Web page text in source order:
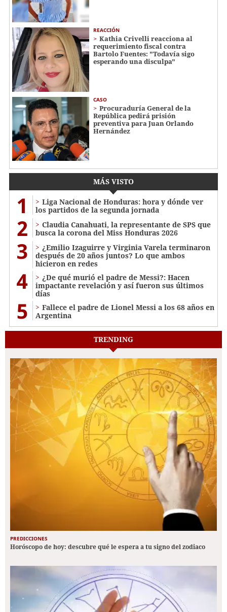
REACCIÓN
Kathia Crivelli reacciona al
requerimiento fiscal contra
Bartolo Fuentes: "Todavía sigo
esperando una disculpa"
CASO
Procuraduría General de la
República pedirá prisión
preventiva para Juan Orlando
Hernández
MÁS VISTO
1
Liga Nacional de Honduras: hora y dónde ver
los partidos de la segunda jornada
2
Claudia Canahuati, la representante de SPS que
busca la corona del Miss Honduras 2026
3
¿Emilio Izaguirre y Virginia Varela terminaron
después de 20 años juntos? Lo que ambos
hicieron en redes
4
¿De qué murió el padre de Messi?: Hacen
impactante revelación y así fueron sus últimos
días
5
Fallece el padre de Lionel Messi a los 68 años en
Argentina
TRENDING
PREDICCIONES
Horóscopo de hoy: descubre qué le espera a tu signo del zodiaco